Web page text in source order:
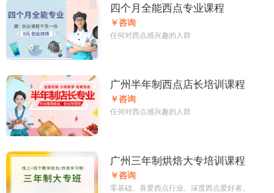
四个月全能西点专业课程
￥咨询
任何对西点感兴趣的人群
广州半年制西点店长培训课程
￥咨询
任何对西点感兴趣的人群
广州三年制烘焙大专培训课程
￥咨询
零基础、喜爱西点行业、深度西点爱好者。